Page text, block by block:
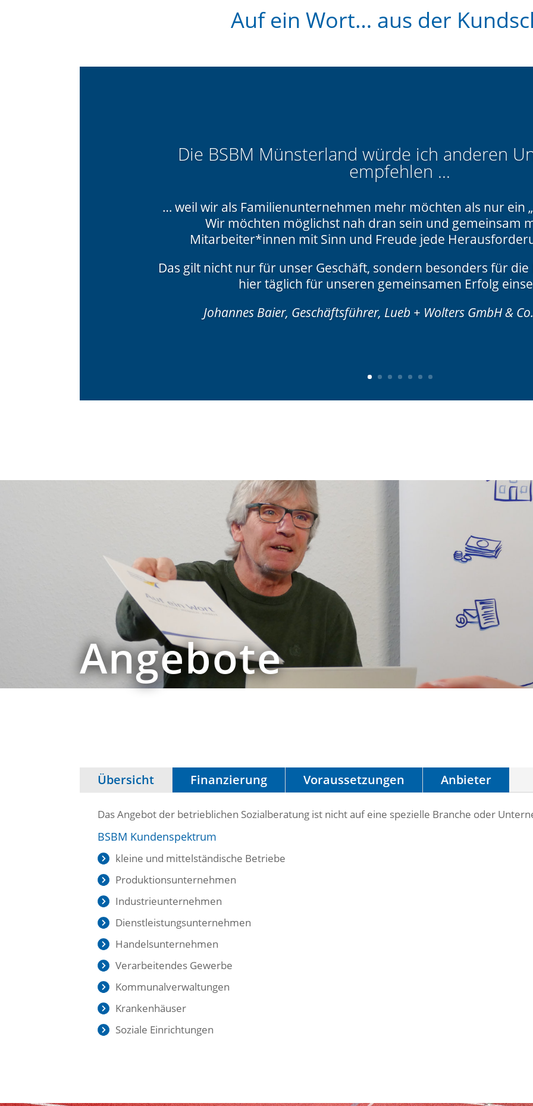
Auf ein Wort… aus der
Die BSBM Münsterland würde ich anderen
empfehlen ...
… weil wir als Familienunternehmen mehr möchten als nur ein
Wir möchten möglichst nah dran sein und gemeinsam
Mitarbeiter*innen mit Sinn und Freude jede
Das gilt nicht nur für unser Geschäft, sondern besonders für die
hier täglich für unseren gemeinsamen Erfolg
Johannes Baier, Geschäftsführer, Lueb + Wolters GmbH &
Angebote
Übersicht Finanzierung Voraussetzungen Anbieter
Das Angebot der betrieblichen Sozialberatung ist nicht auf eine spezielle Branche oder
BSBM Kundenspektrum
kleine und mittelständische Betriebe
Produktionsunternehmen
Industrieunternehmen
Dienstleistungsunternehmen
Handelsunternehmen
Verarbeitendes Gewerbe
Kommunalverwaltungen
Krankenhäuser
Soziale Einrichtungen